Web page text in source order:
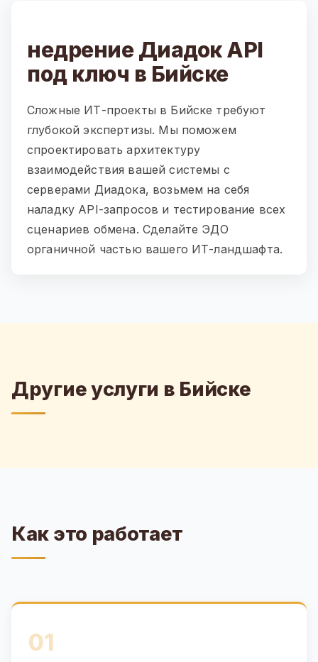
недрение Диадок API
под ключ в Бийске
Сложные ИТ-проекты в Бийске требуют
глубокой экспертизы. Мы поможем
спроектировать архитектуру
взаимодействия вашей системы с
серверами Диадока, возьмем на себя
наладку API-запросов и тестирование всех
сценариев обмена. Сделайте ЭДО
органичной частью вашего ИТ-ландшафта.
Другие услуги в Бийске
Как это работает
01